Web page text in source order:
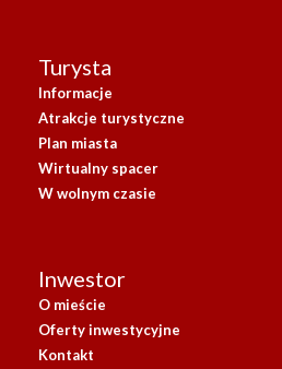
Turysta
Informacje
Atrakcje turystyczne
Plan miasta
Wirtualny spacer
W wolnym czasie
Inwestor
O mieście
Oferty inwestycyjne
Kontakt